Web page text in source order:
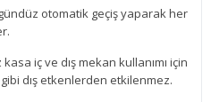
otomatik geçiş yaparak her
iç ve dış mekan kullanımı için
dış etkenlerden etkilenmez.